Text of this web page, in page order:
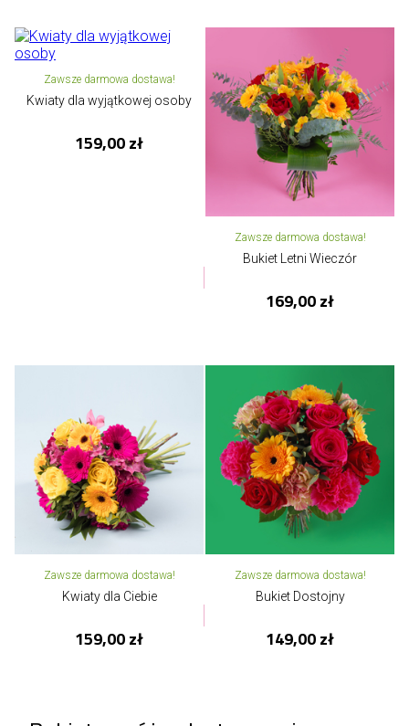
Zawsze darmowa dostawa!
Kwiaty dla wyjątkowej osoby
159,00 zł
Zawsze darmowa dostawa!
Bukiet Letni Wieczór
169,00 zł
Zawsze darmowa dostawa!
Kwiaty dla Ciebie
159,00 zł
Zawsze darmowa dostawa!
Bukiet Dostojny
149,00 zł